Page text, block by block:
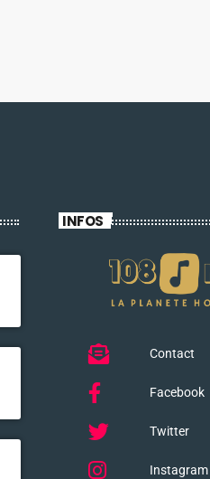
INFOS
Contact
Facebook
Twitter
Instagram